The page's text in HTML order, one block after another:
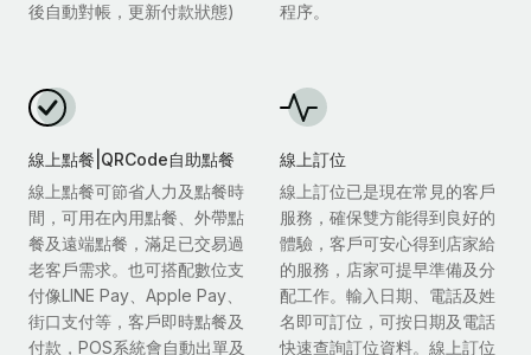
後自動對帳，更新付款狀態)
程序。
線上點餐|QRCode自助點餐
線上點餐可節省人力及點餐時
間，可用在內用點餐、外帶點
餐及遠端點餐，滿足已交易過
老客戶需求。也可搭配數位支
付像LINE Pay、Apple Pay、
街口支付等，客戶即時點餐及
付款，POS系統會自動出單及
線上訂位
線上訂位已是現在常見的客戶
服務，確保雙方能得到良好的
體驗，客戶可安心得到店家給
的服務，店家可提早準備及分
配工作。輸入日期、電話及姓
名即可訂位，可按日期及電話
快速查詢訂位資料。線上訂位